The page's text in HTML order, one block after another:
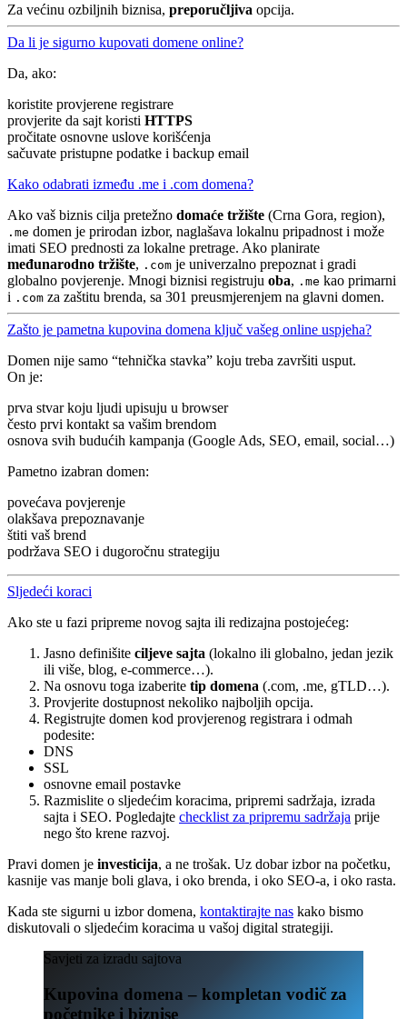
Za većinu ozbiljnih biznisa, preporučljiva opcija.
Da li je sigurno kupovati domene online?
Da, ako:
koristite provjerene registrare
provjerite da sajt koristi HTTPS
pročitate osnovne uslove korišćenja
sačuvate pristupne podatke i backup email
Kako odabrati između .me i .com domena?
Ako vaš biznis cilja pretežno domaće tržište (Crna Gora, region),
.me domen je prirodan izbor, naglašava lokalnu pripadnost i može
imati SEO prednosti za lokalne pretrage. Ako planirate
međunarodno tržište, .com je univerzalno prepoznat i gradi
globalno povjerenje. Mnogi biznisi registruju oba, .me kao primarni
i .com za zaštitu brenda, sa 301 preusmjerenjem na glavni domen.
Zašto je pametna kupovina domena ključ vašeg online uspjeha?
Domen nije samo “tehnička stavka” koju treba završiti usput.
On je:
prva stvar koju ljudi upisuju u browser
često prvi kontakt sa vašim brendom
osnova svih budućih kampanja (Google Ads, SEO, email, social…)
Pametno izabran domen:
povećava povjerenje
olakšava prepoznavanje
štiti vaš brend
podržava SEO i dugoročnu strategiju
Sljedeći koraci
Ako ste u fazi pripreme novog sajta ili redizajna postojećeg:
Jasno definišite ciljeve sajta (lokalno ili globalno, jedan jezik
ili više, blog, e-commerce…).
Na osnovu toga izaberite tip domena (.com, .me, gTLD…).
Provjerite dostupnost nekoliko najboljih opcija.
Registrujte domen kod provjerenog registrara i odmah
podesite:
DNS
SSL
osnovne email postavke
Razmislite o sljedećim koracima, pripremi sadržaja, izrada
sajta i SEO. Pogledajte checklist za pripremu sadržaja prije
nego što krene razvoj.
Pravi domen je investicija, a ne trošak. Uz dobar izbor na početku,
kasnije vas manje boli glava, i oko brenda, i oko SEO-a, i oko rasta.
Kada ste sigurni u izbor domena, kontaktirajte nas kako bismo
diskutovali o sljedećim koracima u vašoj digital strategiji.
Savjeti za izradu sajtova
Kupovina domena – kompletan vodič za
početnike i biznise